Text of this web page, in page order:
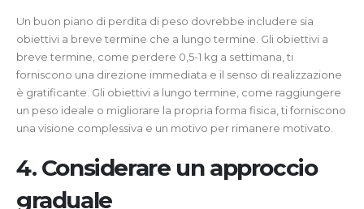
Un buon piano di perdita di peso dovrebbe includere sia
obiettivi a breve termine che a lungo termine. Gli obiettivi a
breve termine, come perdere 0,5-1 kg a settimana, ti
forniscono una direzione immediata e il senso di realizzazione
è gratificante. Gli obiettivi a lungo termine, come raggiungere
un peso ideale o migliorare la propria forma fisica, ti forniscono
una visione complessiva e un motivo per rimanere motivato.
4. Considerare un approccio
graduale